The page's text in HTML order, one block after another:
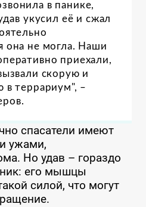
в панике,
укусил её и сжал
она не могла. Наши
приехали,
скорую и
в террариум", –
спасатели имеют
ужами,
Но удав – гораздо
его мышцы
силой, что могут